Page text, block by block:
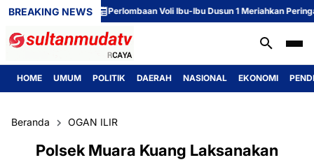
BREAKING NEWSPerlombaan Voli Ibu-Ibu Dusun 1 Meriahkan Peringatan
HOME UMUM POLITIK DAERAH NASIONAL EKONOMI
Beranda OGAN ILIR
Polsek Muara Kuang Laksanakan